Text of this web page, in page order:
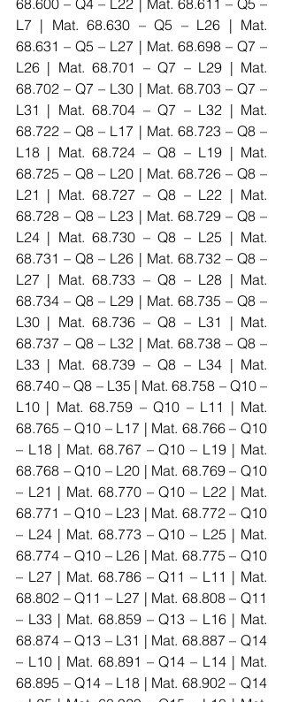
68.600 – Q4 – L22 | Mat. 68.611 – Q5 –
L7 | Mat. 68.630 – Q5 – L26 | Mat.
68.631 – Q5 – L27 | Mat. 68.698 – Q7 –
L26 | Mat. 68.701 – Q7 – L29 | Mat.
68.702 – Q7 – L30 | Mat. 68.703 – Q7 –
L31 | Mat. 68.704 – Q7 – L32 | Mat.
68.722 – Q8 – L17 | Mat. 68.723 – Q8 –
L18 | Mat. 68.724 – Q8 – L19 | Mat.
68.725 – Q8 – L20 | Mat. 68.726 – Q8 –
L21 | Mat. 68.727 – Q8 – L22 | Mat.
68.728 – Q8 – L23 | Mat. 68.729 – Q8 –
L24 | Mat. 68.730 – Q8 – L25 | Mat.
68.731 – Q8 – L26 | Mat. 68.732 – Q8 –
L27 | Mat. 68.733 – Q8 – L28 | Mat.
68.734 – Q8 – L29 | Mat. 68.735 – Q8 –
L30 | Mat. 68.736 – Q8 – L31 | Mat.
68.737 – Q8 – L32 | Mat. 68.738 – Q8 –
L33 | Mat. 68.739 – Q8 – L34 | Mat.
68.740 – Q8 – L35 | Mat. 68.758 – Q10 –
L10 | Mat. 68.759 – Q10 – L11 | Mat.
68.765 – Q10 – L17 | Mat. 68.766 – Q10
– L18 | Mat. 68.767 – Q10 – L19 | Mat.
68.768 – Q10 – L20 | Mat. 68.769 – Q10
– L21 | Mat. 68.770 – Q10 – L22 | Mat.
68.771 – Q10 – L23 | Mat. 68.772 – Q10
– L24 | Mat. 68.773 – Q10 – L25 | Mat.
68.774 – Q10 – L26 | Mat. 68.775 – Q10
– L27 | Mat. 68.786 – Q11 – L11 | Mat.
68.802 – Q11 – L27 | Mat. 68.808 – Q11
– L33 | Mat. 68.859 – Q13 – L16 | Mat.
68.874 – Q13 – L31 | Mat. 68.887 – Q14
– L10 | Mat. 68.891 – Q14 – L14 | Mat.
68.895 – Q14 – L18 | Mat. 68.902 – Q14